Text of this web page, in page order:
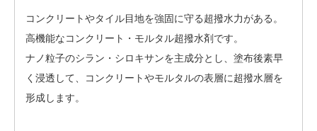
コンクリートやタイル目地を強固に守る超撥水力がある。
高機能なコンクリート・モルタル超撥水剤です。
ナノ粒子のシラン・シロキサンを主成分とし、塗布後素早
く浸透して、コンクリートやモルタルの表層に超撥水層を
形成します。